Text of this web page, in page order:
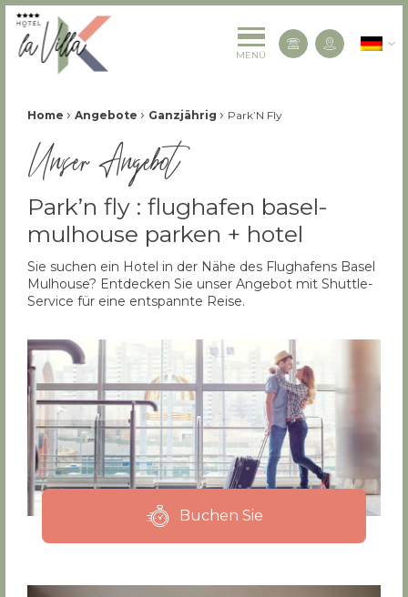
La Villa K Hôtel Spa Restaurant 4 étoiles
MENÜ Kontaktiere
Fil d'Ariane :
Home › Angebote › Ganzjährig › Park’N Fly
Unser Angebot
Park’n fly : flughafen basel-
mulhouse parken + hotel
Sie suchen ein Hotel in der Nähe des Flughafens Basel
Mulhouse? Entdecken Sie unser Angebot mit Shuttle-
Service für eine entspannte Reise.
Buchen Sie